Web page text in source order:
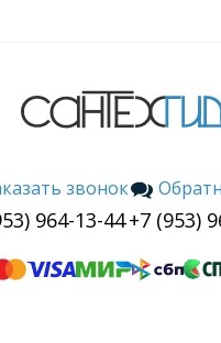
звонок
964-13-44+7 (953)